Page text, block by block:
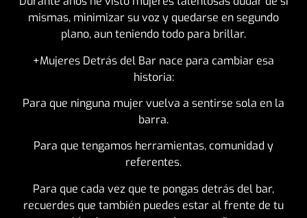
mismas, minimizar su voz y quedarse en segundo
plano, aun teniendo todo para brillar.
+Mujeres Detrás del Bar nace para cambiar esa
historia:
Para que ninguna mujer vuelva a sentirse sola en la
barra.
Para que tengamos herramientas, comunidad y
referentes.
Para que cada vez que te pongas detrás del bar,
recuerdes que también puedes estar al frente de tu